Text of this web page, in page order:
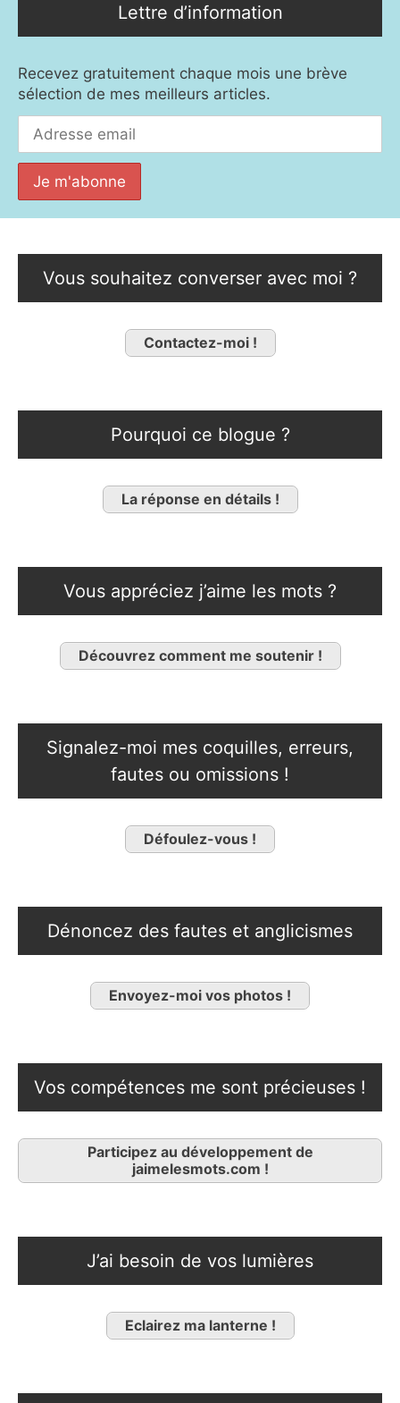
Lettre d’information
Recevez gratuitement chaque mois une brève
sélection de mes meilleurs articles.
Vous souhaitez converser avec moi ?
Contactez-moi !
Pourquoi ce blogue ?
La réponse en détails !
Vous appréciez j’aime les mots ?
Découvrez comment me soutenir !
Signalez-moi mes coquilles, erreurs,
fautes ou omissions !
Défoulez-vous !
Dénoncez des fautes et anglicismes
Envoyez-moi vos photos !
Vos compétences me sont précieuses !
Participez au développement de
jaimelesmots.com !
J’ai besoin de vos lumières
Eclairez ma lanterne !